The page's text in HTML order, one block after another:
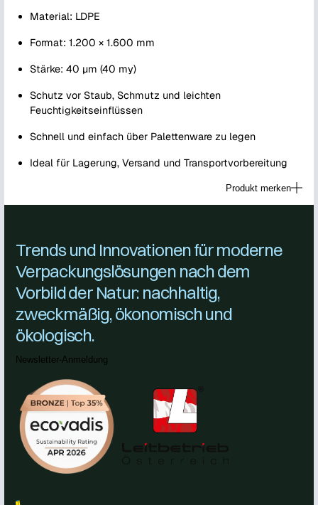
Material: LDPE
Format: 1.200 × 1.600 mm
Stärke: 40 µm (40 my)
Schutz vor Staub, Schmutz und leichten
Feuchtigkeitseinflüssen
Schnell und einfach über Palettenware zu legen
Ideal für Lagerung, Versand und Transportvorbereitung
Produkt merken
Trends und Innovationen für moderne
Verpackungslösungen nach dem
Vorbild der Natur: nachhaltig,
zweckmäßig, ökonomisch und
ökologisch.
Newsletter-Anmeldung